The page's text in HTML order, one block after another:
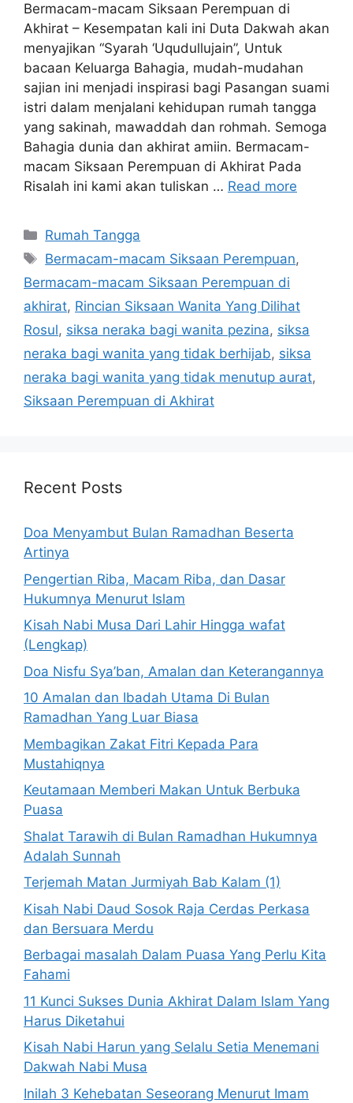
Bermacam-macam Siksaan Perempuan di
Akhirat – Kesempatan kali ini Duta Dakwah akan
menyajikan “Syarah ‘Uqudullujain”, Untuk
bacaan Keluarga Bahagia, mudah-mudahan
sajian ini menjadi inspirasi bagi Pasangan suami
istri dalam menjalani kehidupan rumah tangga
yang sakinah, mawaddah dan rohmah. Semoga
Bahagia dunia dan akhirat amiin. Bermacam-
macam Siksaan Perempuan di Akhirat Pada
Risalah ini kami akan tuliskan … Read more
Categories
Rumah Tangga
Tags
Bermacam-macam Siksaan Perempuan,
Bermacam-macam Siksaan Perempuan di
akhirat, Rincian Siksaan Wanita Yang Dilihat
Rosul, siksa neraka bagi wanita pezina, siksa
neraka bagi wanita yang tidak berhijab, siksa
neraka bagi wanita yang tidak menutup aurat,
Siksaan Perempuan di Akhirat
Recent Posts
Doa Menyambut Bulan Ramadhan Beserta
Artinya
Pengertian Riba, Macam Riba, dan Dasar
Hukumnya Menurut Islam
Kisah Nabi Musa Dari Lahir Hingga wafat
(Lengkap)
Doa Nisfu Sya’ban, Amalan dan Keterangannya
10 Amalan dan Ibadah Utama Di Bulan
Ramadhan Yang Luar Biasa
Membagikan Zakat Fitri Kepada Para
Mustahiqnya
Keutamaan Memberi Makan Untuk Berbuka
Puasa
Shalat Tarawih di Bulan Ramadhan Hukumnya
Adalah Sunnah
Terjemah Matan Jurmiyah Bab Kalam (1)
Kisah Nabi Daud Sosok Raja Cerdas Perkasa
dan Bersuara Merdu
Berbagai masalah Dalam Puasa Yang Perlu Kita
Fahami
11 Kunci Sukses Dunia Akhirat Dalam Islam Yang
Harus Diketahui
Kisah Nabi Harun yang Selalu Setia Menemani
Dakwah Nabi Musa
Inilah 3 Kehebatan Seseorang Menurut Imam